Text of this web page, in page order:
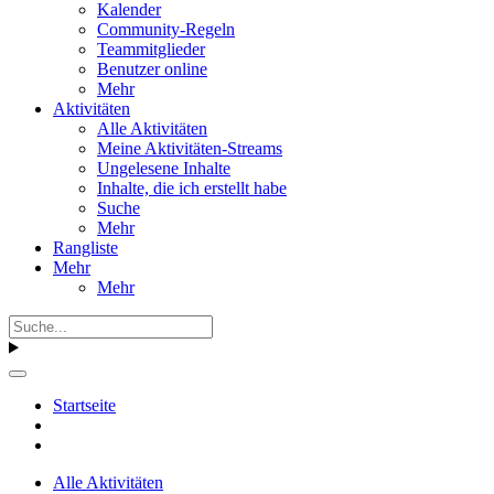
Kalender
Community-Regeln
Teammitglieder
Benutzer online
Mehr
Aktivitäten
Alle Aktivitäten
Meine Aktivitäten-Streams
Ungelesene Inhalte
Inhalte, die ich erstellt habe
Suche
Mehr
Rangliste
Mehr
Mehr
Startseite
Alle Aktivitäten